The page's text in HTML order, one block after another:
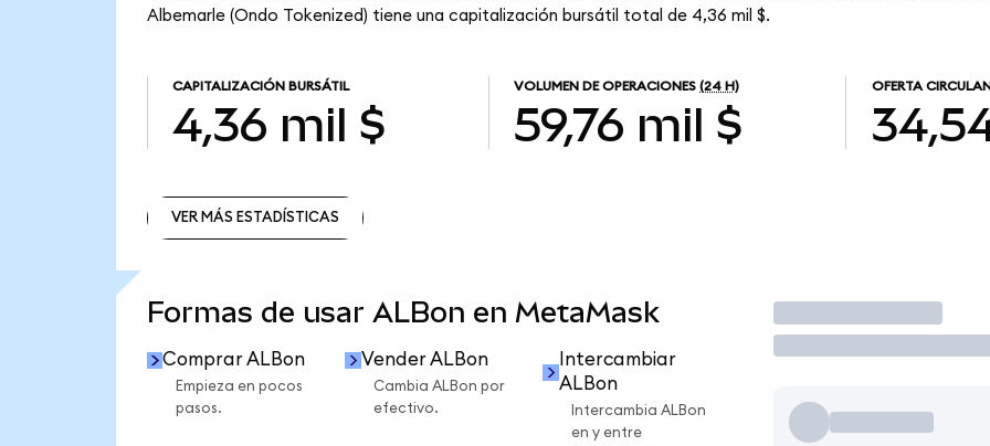
Albemarle (Ondo Tokenized) tiene una capitalización bursátil total de 4,36 mil $.
CAPITALIZACIÓN BURSÁTIL
4,36 mil $
VOLUMEN DE OPERACIONES (24 H)
59,76 mil $
OFERTA
VER MÁS ESTADÍSTICAS
Formas de usar ALBon en MetaMask
Comprar ALBon
Empieza en pocos
pasos.
Vender ALBon
Cambia ALBon por
efectivo.
Intercambiar
ALBon
Intercambia ALBon
en y entre
Operar